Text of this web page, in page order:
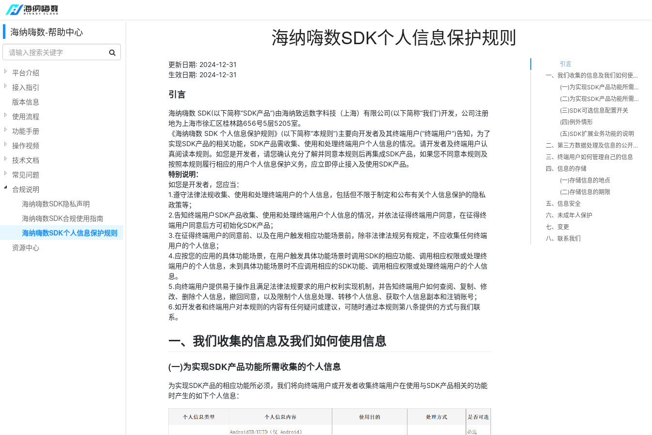
海纳嗨数-帮助中心
平台介绍
接入指引
版本信息
使用流程
功能手册
操作视频
技术文档
常见问题
合规说明
海纳嗨数SDK隐私声明
海纳嗨数SDK合规使用指南
海纳嗨数SDK个人信息保护规则
资源中心
海纳嗨数SDK个人信息保护规则
引言
一、我们收集的信息及我们如何使用信息
(一)为实现SDK产品功能所需收集的个人信息
(二)为实现SDK产品功能所需的权限
(三)SDK可选信息配置开关
(四)例外情形
(五)SDK扩展业务功能的说明
二、第三方数据处理及信息的公开披露
三、终端用户如何管理自己的信息
四、信息的存储
(一)存储信息的地点
(二)存储信息的期限
五、信息安全
六、未成年人保护
七、变更
八、联系我们
更新日期: 2024-12-31
生效日期: 2024-12-31
引言
海纳嗨数 SDK(以下简称“SDK产品”)由海纳致远数字科技（上海）有限公司(以下简称“我们”)开发，公司注册
地为上海市徐汇区桂林路656号5层5205室。
《海纳嗨数 SDK 个人信息保护规则》(以下简称“本规则”)主要向开发者及其终端用户(“终端用户”)告知，为了
实现SDK产品的相关功能，SDK产品需收集、使用和处理终端用户个人信息的情况。请开发者及终端用户认
真阅读本规则。如您是开发者，请您确认充分了解并同意本规则后再集成SDK产品，如果您不同意本规则及
按照本规则履行相应的用户个人信息保护义务，应立即停止接入及使用SDK产品。
特别说明：
如您是开发者，您应当：
1.遵守法律法规收集、使用和处理终端用户的个人信息，包括但不限于制定和公布有关个人信息保护的隐私
政策等；
2.告知终端用户SDK产品收集、使用和处理终端用户个人信息的情况，并依法征得终端用户同意，在征得终
端用户同意后方可初始化SDK产品；
3.在征得终端用户的同意前、以及在用户触发相应功能场景前，除非法律法规另有规定，不应收集任何终端
用户的个人信息；
4.应按您的应用的具体功能场景，在用户触发具体功能场景时调用SDK的相应功能、调用相应权限或处理终
端用户的个人信息，未到具体功能场景时不应调用相应的SDK功能、调用相应权限或处理终端用户的个人信
息。
5.向终端用户提供易于操作且满足法律法规要求的用户权利实现机制，并告知终端用户如何查阅、复制、修
改、删除个人信息，撤回同意，以及限制个人信息处理、转移个人信息、获取个人信息副本和注销账号；
6.如开发者和终端用户对本规则的内容有任何疑问或建议，可随时通过本规则第八条提供的方式与我们联
系。
一、我们收集的信息及我们如何使用信息
(一)为实现SDK产品功能所需收集的个人信息
为实现SDK产品的相应功能所必须，我们将向终端用户或开发者收集终端用户在使用与SDK产品相关的功能
时产生的如下个人信息：